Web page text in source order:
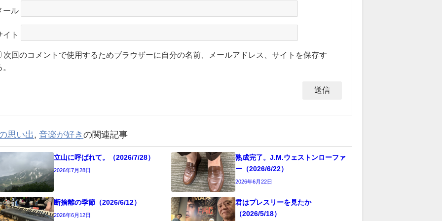
ール
イト
次回のコメントで使用するためブラウザーに自分の名前、メールアドレス、サイトを保存す
思い出,音楽が好きの関連記事
立山に呼ばれて。（2026/7/28）
2026年7月28日
熟成完了。J.M.ウェストンローファ
ー（2026/6/22）
2026年6月22日
断捨離の季節（2026/6/12）
2026年6月12日
君はプレスリーを見たか
（2026/5/18）